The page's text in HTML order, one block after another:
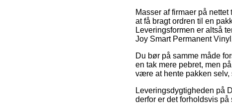
Masser af firmaer på
at få bragt ordren til en
Leveringsformen er altså
Joy Smart Permanent
Du bør på samme måde
en tak mere pebret, men
være at hente pakken
Leveringsdygtigheden på
derfor er det forholdsvis